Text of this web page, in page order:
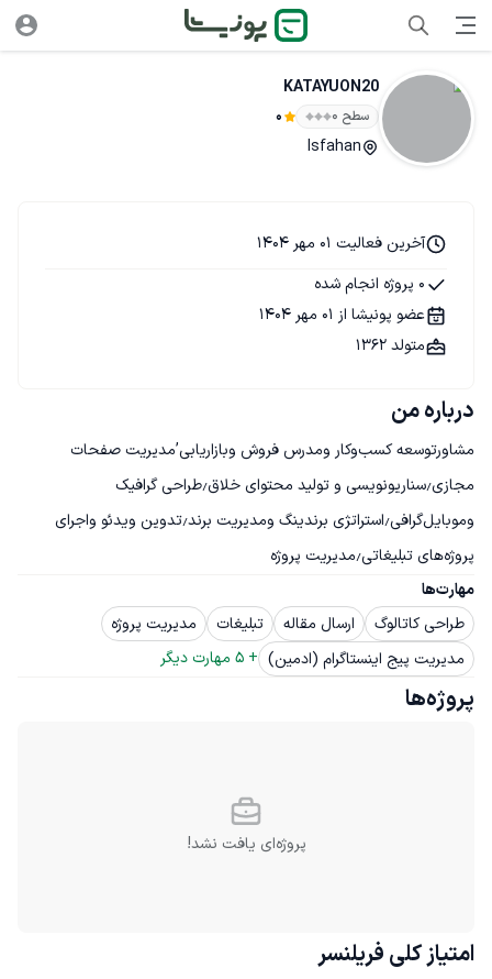
KATAYUON20
سطح ۰ 0
Isfahan
درباره من
مشاورتوسعه کسب‌وکار ومدرس فروش وبازاریابی’مدیریت صفحات
مجازی٫سناریونویسی و تولید محتوای خلاق٫طراحی گرافیک
وموبایل‌گرافی٫استراتژی برندینگ ومدیریت برند٫تدوین ویدئو واجرای
پروژه‌های تبلیغاتی٫مدیریت پروژه
مهارت‌ها
طراحی کاتالوگ
ارسال مقاله تبلیغات
مدیریت پروژه
مدیریت پیج اینستاگرام (ادمین) +
5 مهارت دیگر
آخرین فعالیت 01 مهر 1404
0 پروژه انجام شده
عضو پونیشا از 01 مهر 1404
متولد 1362
پروژه‌ها
پروژه‌ای یافت نشد!
امتیاز کلی فریلنسر